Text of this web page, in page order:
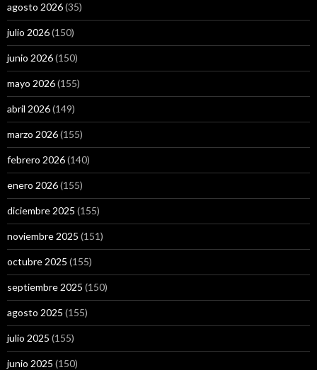
agosto 2026(35)
julio 2026(150)
junio 2026(150)
mayo 2026(155)
abril 2026(149)
marzo 2026(155)
febrero 2026(140)
enero 2026(155)
diciembre 2025 (155)
noviembre 2025 (151)
octubre 2025 (155)
septiembre 2025 (150)
agosto 2025 (155)
julio 2025 (155)
junio 2025 (150)